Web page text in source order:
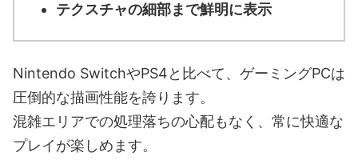
テクスチャの細部まで鮮明に表示
Nintendo SwitchやPS4と比べて、ゲーミングPCは
圧倒的な描画性能を誇ります。
混雑エリアでの処理落ちの心配もなく、常に快適な
プレイが楽しめます。